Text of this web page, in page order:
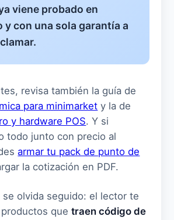
viene probado en
y con una sola garantía a
revisa también la guía de
para minimarket y la de
y hardware POS. Y si
todo junto con precio al
armar tu pack de punto de
la cotización en PDF.
olvida seguido: el lector te
productos quetraen código de